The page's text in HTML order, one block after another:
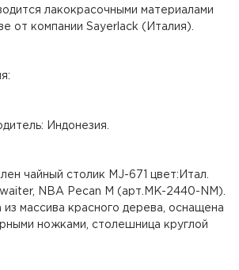
лакокрасочными материалами
от компании Sayerlack (Италия).
Индонезия.
чайный столик MJ-671 цвет:Итал.
NBA Pecan M (арт.MK-2440-NM).
массива красного дерева, оснащена
ножками, столешница круглой